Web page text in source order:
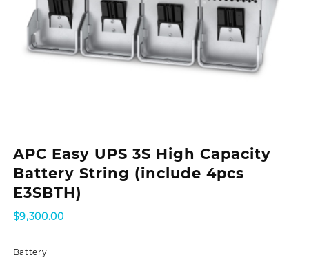
APC Easy UPS 3S High Capacity
Battery String (include 4pcs
E3SBTH)
$9,300.00
Battery